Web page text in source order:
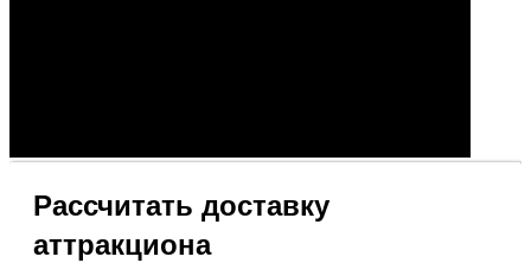
Рассчитать доставку
аттракциона